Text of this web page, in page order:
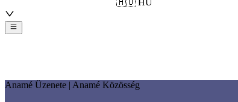
🇭🇺 HU
Anamé Üzenete | Anamé Közösség